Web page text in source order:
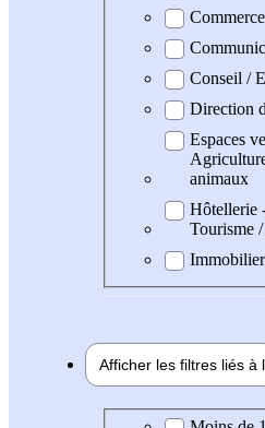
Conseil /
Direction
Espaces
animaux
Hôtellerie
Tourisme
Immobilier
Afficher les filtres liés à